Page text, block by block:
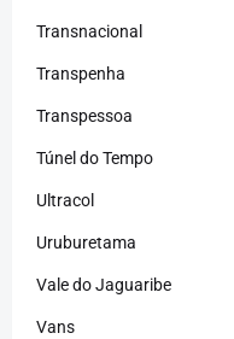
Transnacional
Transpenha
Transpessoa
Túnel do Tempo
Ultracol
Uruburetama
Vale do Jaguaribe
Vans